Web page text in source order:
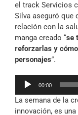
el track Servicios
Silva aseguró que
relación con la
manga creado “se
reforzarlas y
personajes”.
Reproductor
audio
00:00
La semana de la
innovación, es